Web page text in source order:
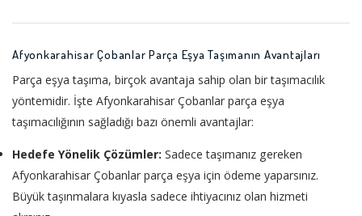
Afyonkarahisar Çobanlar Parça Eşya Taşımanın Avantajları
Parça eşya taşıma, birçok avantaja sahip olan bir taşımacılık
yöntemidir. İşte Afyonkarahisar Çobanlar parça eşya
taşımacılığının sağladığı bazı önemli avantajlar:
Hedefe Yönelik Çözümler: Sadece taşımanız gereken
Afyonkarahisar Çobanlar parça eşya için ödeme yaparsınız.
Büyük taşınmalara kıyasla sadece ihtiyacınız olan hizmeti